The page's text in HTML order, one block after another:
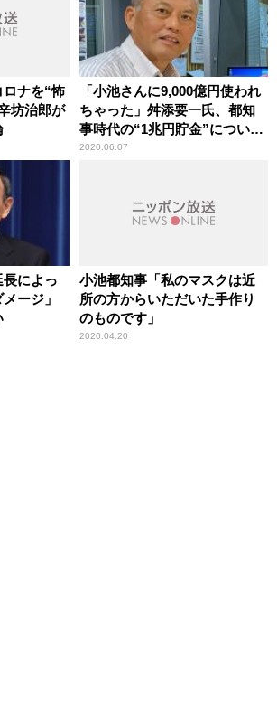
ロナを“怖
坊治郎が
「小池さんに9,000億円使われ
ちゃった」舛添要一氏、都知
事時代の“1兆円貯金”について
語る
2020.06.07
長によっ
ージ」
小池都知事「私のマスクは近
所の方からいただいた手作り
のものです」
2020.04.20